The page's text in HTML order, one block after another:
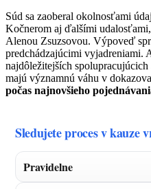
Súd sa zaoberal okolnosťami
Kočnerom aj ďalšími
Alenou Zsuzsovou. Výpoveď
predchádzajúcimi vyjadreniami.
najdôležitejších
majú významnú váhu v
počas najnovšieho
Sledujete proces v kauze
Pravidelne